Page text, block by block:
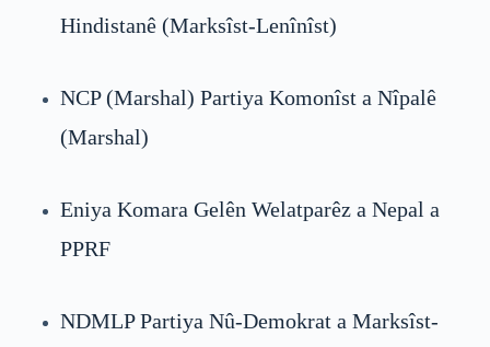
Hindistanê (Marksîst-Lenînîst)
NCP (Marshal) Partiya Komonîst a Nîpalê
(Marshal)
Eniya Komara Gelên Welatparêz a Nepal a
PPRF
NDMLP Partiya Nû-Demokrat a Marksîst-